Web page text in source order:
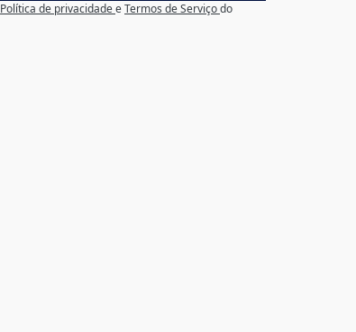
Política de privacidadeeTermos de Serviçodo